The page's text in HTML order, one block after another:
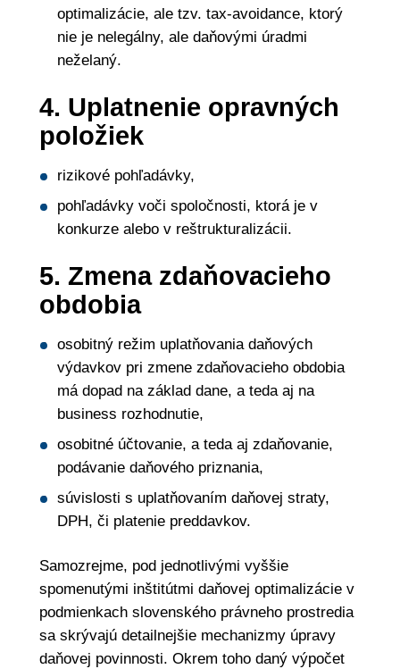
optimalizácie, ale tzv. tax-avoidance, ktorý
nie je nelegálny, ale daňovými úradmi
neželaný.
4. Uplatnenie opravných
položiek
rizikové pohľadávky,
pohľadávky voči spoločnosti, ktorá je v
konkurze alebo v reštrukturalizácii.
5. Zmena zdaňovacieho
obdobia
osobitný režim uplatňovania daňových
výdavkov pri zmene zdaňovacieho obdobia
má dopad na základ dane, a teda aj na
business rozhodnutie,
osobitné účtovanie, a teda aj zdaňovanie,
podávanie daňového priznania,
súvislosti s uplatňovaním daňovej straty,
DPH, či platenie preddavkov.
Samozrejme, pod jednotlivými vyššie
spomenutými inštitútmi daňovej optimalizácie v
podmienkach slovenského právneho prostredia
sa skrývajú detailnejšie mechanizmy úpravy
daňovej povinnosti. Okrem toho daný výpočet